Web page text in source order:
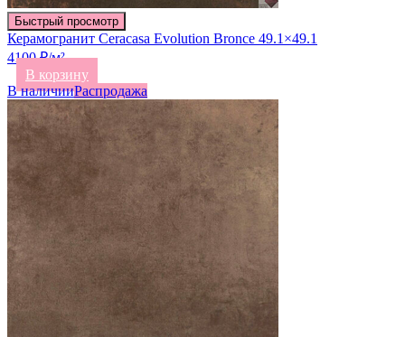
Быстрый просмотр
Керамогранит Ceracasa Evolution Bronce 49.1×49.1
4100 ₽/м²
В корзину
В наличииРаспродажа